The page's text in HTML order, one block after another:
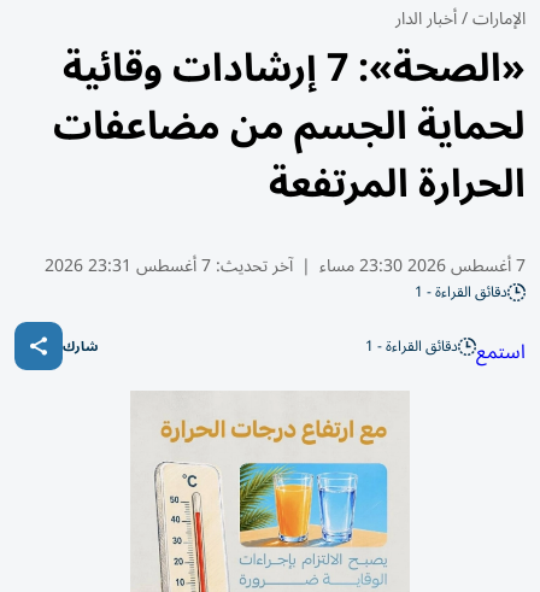
الإمارات/أخبار الدار
«الصحة»: 7 إرشادات وقائية
لحماية الجسم من مضاعفات
الحرارة المرتفعة
7 أغسطس 2026 23:30 مساء | آخر تحديث:7 أغسطس 23:31 2026
دقائق القراءة - 1
استمع دقائق القراءة - 1 شارك